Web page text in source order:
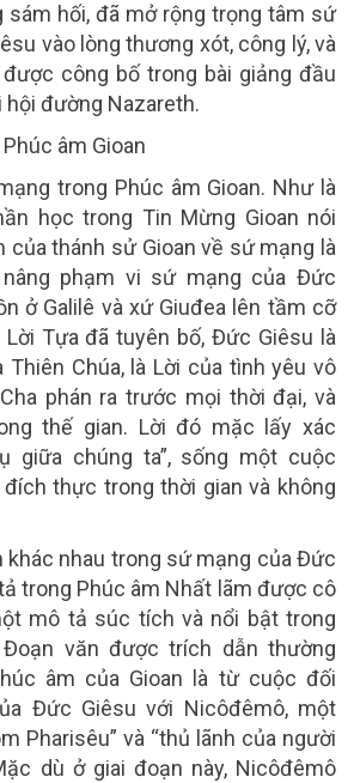
sám hối, đã mở rộng trọng tâm sứ
vào lòng thương xót, công lý, và
công bố trong bài giảng đầu
đường Nazareth.
âm Gioan
trong Phúc âm Gioan. Như là
học trong Tin Mừng Gioan nói
của thánh sử Gioan về sứ mạng là
nâng phạm vi sứ mạng của Đức
ở Galilê và xứ Giuđea lên tầm cỡ
Tựa đã tuyên bố, Đức Giêsu là
Thiên Chúa, là Lời của tình yêu vô
phán ra trước mọi thời đại, và
thế gian. Lời đó mặc lấy xác
giữa chúng ta”, sống một cuộc
thực trong thời gian và không
khác nhau trong sứ mạng của Đức
trong Phúc âm Nhất lãm được cô
mô tả súc tích và nổi bật trong
Đoạn văn được trích dẫn thường
âm của Gioan là từ cuộc đối
Đức Giêsu với Nicôđêmô, một
Pharisêu” và “thủ lãnh của người
dù ở giai đoạn này, Nicôđêmô